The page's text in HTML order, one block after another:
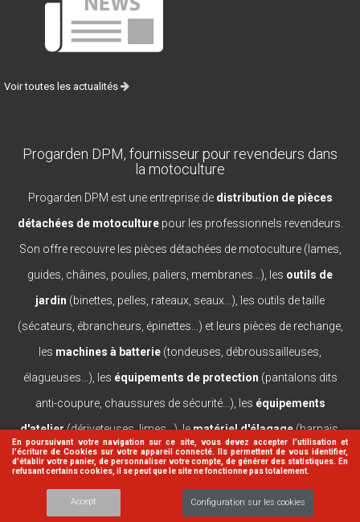
En poursuivant votre navigation sur ce site, vous devez accepter l’utilisation et
l'écriture de Cookies sur votre appareil connecté. Ils permettent de vous identifier,
d'établir votre panier, de personnaliser votre compte, de générer des statistiques. En
refusant certains cookies, il se peut que le site ne fonctionne pas totalement.
Accept Configuration sur les cookies
Voir toutes les actualités
Progarden DPM, fournisseur pour revendeurs dans
la motoculture
Progarden DPM est une entreprise de distribution de pièces
détachées de motoculturepour les professionnels revendeurs.
Son offre recouvre les pièces détachées de motoculture (lames,
guides, châines, poulies, paliers, membranes...), les outils de
jardin (binettes, pelles, rateaux, seaux...), les outils de taille
(sécateurs, ébrancheurs, épinettes...) et leurs pièces de rechange,
les machines à batterie (tondeuses, débroussailleuses,
élagueuses...), les équipements de protection (pantalons dits
anti-coupure, chaussures de sécurité...), les équipements
d'atelier(dériveteuses, limes...), lematériel d'élagage(harnais,
casques, lanceurs...).